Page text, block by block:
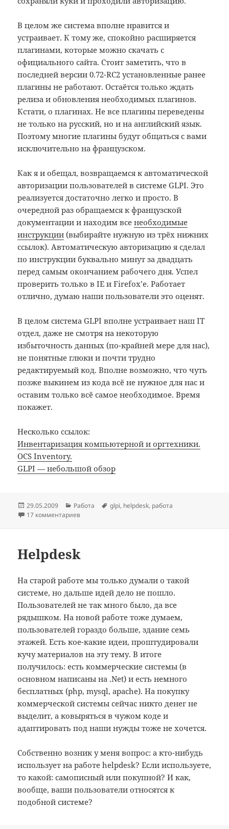
В целом же система вполне нравится и
устраивает. К тому же, спокойно расширяется
плагинами, которые можно скачать с
официального сайта. Стоит заметить, что в
последней версии 0.72-RC2 установленные ранее
плагины не работают. Остаётся только ждать
релиза и обновления необходимых плагинов.
Кстати, о плагинах. Не все плагины переведены
не только на русский, но и на английский язык.
Поэтому многие плагины будут общаться с вами
исключительно на французском.
Как я и обещал, возвращаемся к автоматической
авторизации пользователей в системе GLPI. Это
реализуется достаточно легко и просто. В
очередной раз обращаемся к французской
документации и находим всенеобходимые
инструкции (выбирайте нужную из трёх нижних
ссылок). Автоматическую авторизацию я сделал
по инструкции буквально минут за двадцать
перед самым окончанием рабочего дня. Успел
проверить только в IE и Firefox’е. Работает
отлично, думаю наши пользователи это оценят.
В целом система GLPI вполне устраивает наш IT
отдел, даже не смотря на некоторую
избыточность данных (по-крайней мере для нас),
не понятные глюки и почти трудно
редактируемый код. Вполне возможно, что чуть
позже выкинем из кода всё не нужное для нас и
оставим только всё самое необходимое. Время
покажет.
Несколько ссылок:
Инвентаризация компьютерной и оргтехники.
OCS Inventory.
GLPI — небольшой обзор
Опубликовано
29.05.2009 Рубрики
Работа Метки
glpi, helpdesk, работа
17 комментариев
Helpdesk
На старой работе мы только думали о такой
системе, но дальше идей дело не пошло.
Пользователей не так много было, да все
рядышком. На новой работе тоже думаем,
пользователей гораздо больше, здание семь
этажей. Есть кое-какие идеи, проштудировали
кучу материалов на эту тему. В итоге
получилось: есть коммерческие системы (в
основном написаны на .Net) и есть немного
бесплатных (php, mysql, apache). На покупку
коммерческой системы сейчас никто денег не
выделит, а ковыряться в чужом коде и
адаптировать под наши нужды тоже не хочется.
Собственно возник у меня вопрос: а кто-нибудь
использует на работе helpdesk? Если используете,
то какой: самописный или покупной? И как,
вообще, ваши пользователи относятся к
подобной системе?